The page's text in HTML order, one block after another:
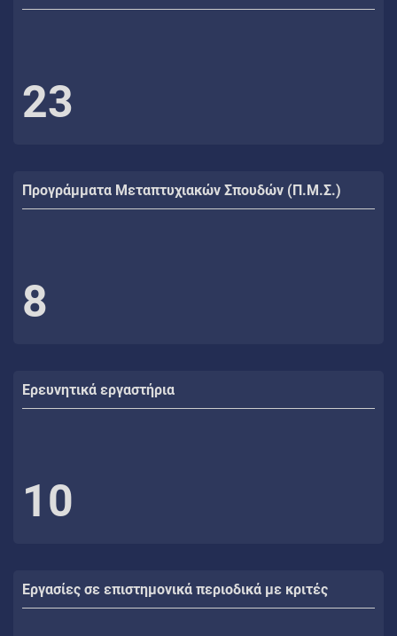
23
Προγράμματα Μεταπτυχιακών Σπουδών (Π.Μ.Σ.)
8
Ερευνητικά εργαστήρια
10
Εργασίες σε επιστημονικά περιοδικά με κριτές